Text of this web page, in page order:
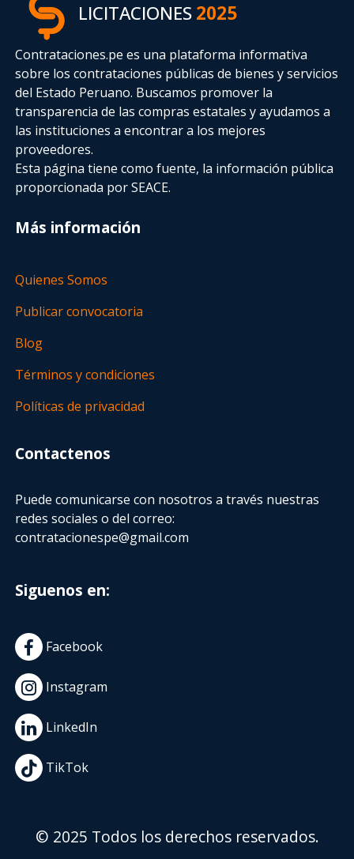
LICITACIONES2025
Contrataciones.pe es una plataforma informativa
sobre los contrataciones públicas de bienes y servicios
del Estado Peruano. Buscamos promover la
transparencia de las compras estatalesy ayudamos a
las instituciones a encontrar a los mejores
proveedores.
Esta página tiene como fuente, la información pública
proporcionada por SEACE.
Más información
Quienes Somos
Publicar convocatoria
Blog
Términos y condiciones
Políticas de privacidad
Contactenos
Puede comunicarse con nosotros a través nuestras
redes sociales o del correo:
contratacionespe@gmail.com
Siguenos en:
Facebook
Instagram
LinkedIn
TikTok
© 2025 Todos los derechos reservados.